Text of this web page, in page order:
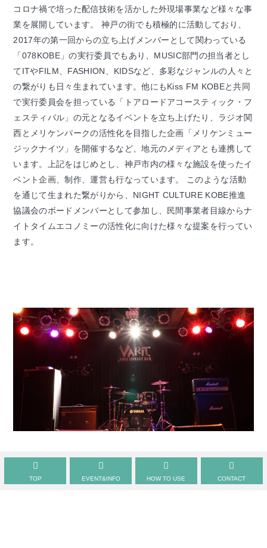
コロナ禍で培った配信技術を活かした外現場事業など様々な事
業を展開しています。 神戸の街でも積極的に活動しており、
2017年の第一回からの立ち上げメンバーとして関わっている
「078KOBE」の実行委員でもあり、MUSIC部門の担当者とし
てITやFILM、FASHION、KIDSなど、多彩なジャンルの人々と
の繋がりも日々生まれています。他にもKiss FM KOBEと共同
で実行委員会を担っている「トアロードアコースティック・フ
ェスティバル」の元となるイベントを立ち上げたり、ラジオ関
西とメリケンパークの活性化を目指した企画「メリケンミュー
ジックナイツ」を開催するなど、地元のメディアとも連携して
います。上記をはじめとし、神戸市内の様々な施設を使ったイ
ベント企画、制作、運営も行なっています。 このような活動
を通じて生まれた繋がりから、NIGHT CULTURE KOBE推進
協議会のボードメンバーとして参加し、民間事業者目線からナ
イトタイムエコノミーの活性化に向けた様々な提案を行ってい
ます。
TOP EVENT&INFO HOW TO USE CONTACT